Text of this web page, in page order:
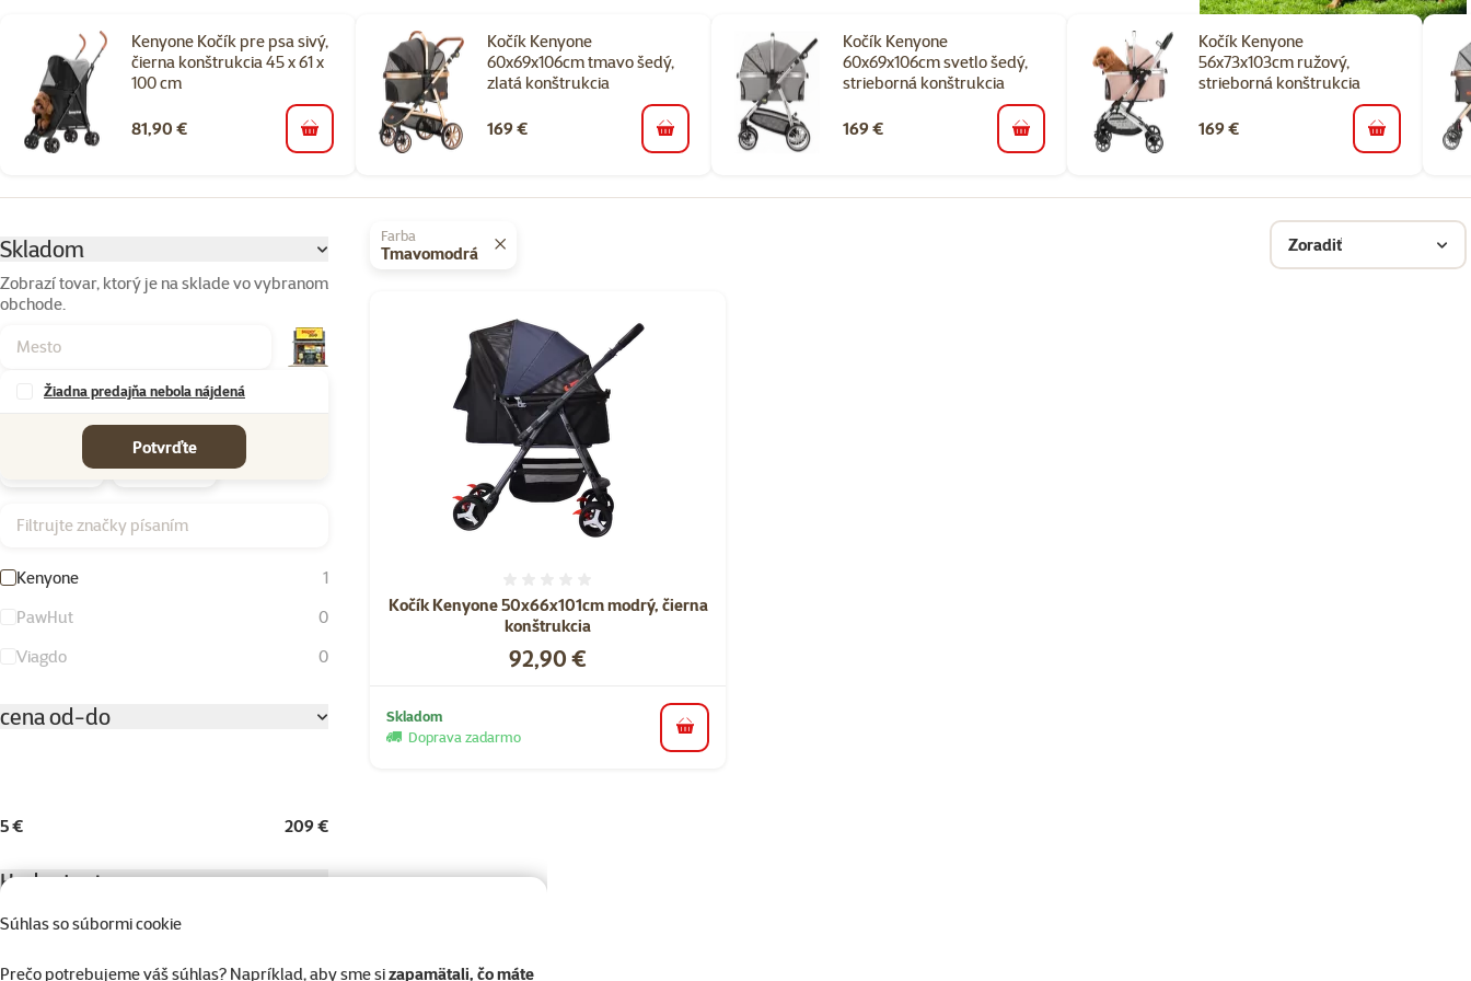
Súhlas so súbormi cookie
Prečo potrebujeme váš súhlas? Napríklad, aby sme sizapamätali, čo máte
Kenyone Kočík pre psa sivý,
čierna konštrukcia 45 x 61 x
100 cm
81,90 € do košíka
Kočík Kenyone
60x69x106cm tmavo šedý,
zlatá konštrukcia
169 € do košíka
Kočík Kenyone
60x69x106cm svetlo šedý,
strieborná konštrukcia
169 € do košíka
Kočík Kenyone
56x73x103cm ružový,
strieborná konštrukcia
169 € do košíka
Skladom
Zobrazí tovar, ktorý je na sklade vo vybranom
obchode.
Žiadna predajňa nebola nájdená
Potvrďte
Filtrujte značky písaním
Kenyone
1
PawHut
0
Viagdo
0
cena od-do
5 € 209 €
Hodnotenie
Hodnotenie 100%
Hodnotenie 80%
0
Vybrané filtre
Farba
Tmavomodrá Zoradiť
Kočík Kenyone 50x66x101cm modrý, čierna
konštrukcia
Cena
92,90 €
Skladom
Doprava zadarmo
do košíka